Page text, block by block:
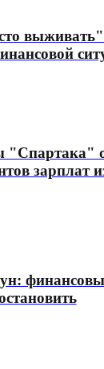
"Спартака"
зарплат